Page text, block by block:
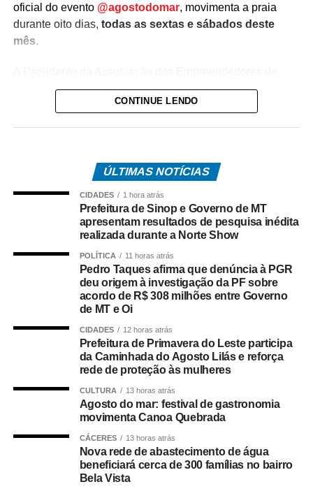
oficial do evento @agostodomar, movimenta a praia
durante oito dias, todas as sextas e sábados deste
mês.
Canoa Quebrada, Gabriela Crippa, dá um panorama
geral do evento para moradores e turistas que optarem
“Ele vai acontecer
dentro de 30
estabelecimentos
participantes. Eles vão
estar identificados. Eles
estão na nossa
Broadway, nas ruas
paralelas, nas barracas
de praia e também na
praia de Majorlândia.
Além dos
estabelecimentos, nós
montamos uma vila de
artesanato e uma
cozinha show que vai
CONTINUE LENDO
ÚLTIMAS NOTÍCIAS
CIDADES 1 hora atrás
Prefeitura de Sinop e Governo de MT
apresentam resultados de pesquisa inédita
realizada durante a Norte Show
POLÍTICA 11 horas atrás
Pedro Taques afirma que denúncia à PGR
deu origem à investigação da PF sobre
acordo de R$ 308 milhões entre Governo
de MT e Oi
CIDADES 12 horas atrás
Prefeitura de Primavera do Leste participa
da Caminhada do Agosto Lilás e reforça
rede de proteção às mulheres
CULTURA 13 horas atrás
Agosto do mar: festival de gastronomia
movimenta Canoa Quebrada
CÁCERES 13 horas atrás
Nova rede de abastecimento de água
beneficiará cerca de 300 famílias no bairro
Bela Vista